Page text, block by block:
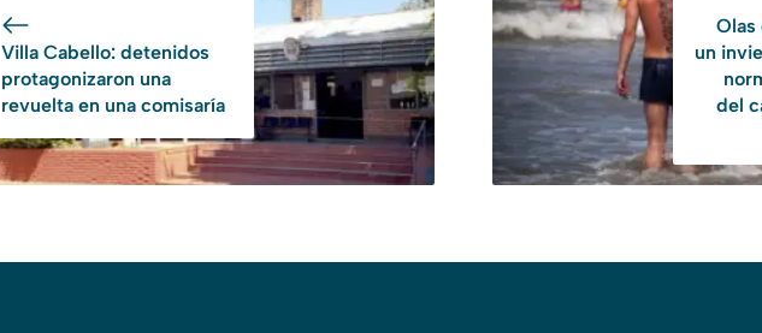
Villa Cabello: detenidos
protagonizaron una
revuelta en una comisaría
Olas
un
del